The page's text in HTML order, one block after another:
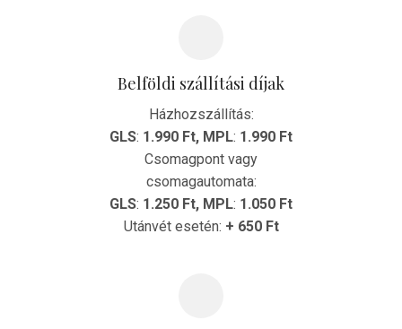
Belföldi szállítási díjak
Házhozszállítás:
GLS: 1.990 Ft, MPL: 1.990 Ft
Csomagpont vagy
csomagautomata:
GLS: 1.250 Ft, MPL: 1.050 Ft
Utánvét esetén: + 650 Ft